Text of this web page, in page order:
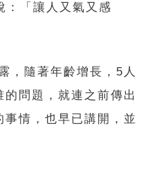
：「讓人又氣又感
，隨著年齡增長，5人
問題，就連之前傳出
情，也早已講開，並